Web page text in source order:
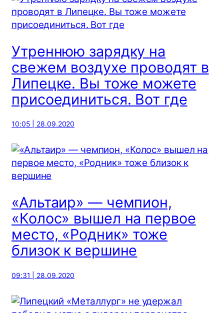
Утреннюю зарядку на
свежем воздухе проводят в
Липецке. Вы тоже можете
присоединиться. Вот где
10:05 | 28.09.2020
«Альтаир» — чемпион,
«Колос» вышел на первое
место, «Родник» тоже
близок к вершине
09:31 | 28.09.2020